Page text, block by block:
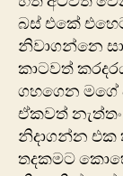
බස් එකේ
නිවාගන්නෙ
කාටවත්
ගහගෙන ම‍ගේ
ඒකවත්
නිදාගන්න එක
තදකමට